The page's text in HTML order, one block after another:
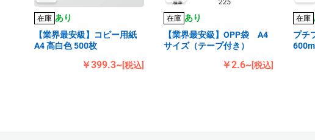
在庫 あり
【業界最安級】コピー用紙
A4 高白色 500枚
￥399.3~[税込]
在庫 あり
【業界最安級】OPP袋 A4
サイズ（テープ付き）
￥2.6~[税込]
在庫
プチ